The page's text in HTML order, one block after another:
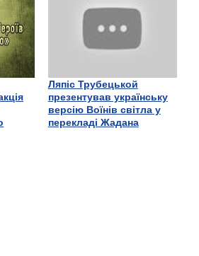
Ляпіс Трубецькой
презентував українську
версію Воїнів світла у
перекладі Жадана